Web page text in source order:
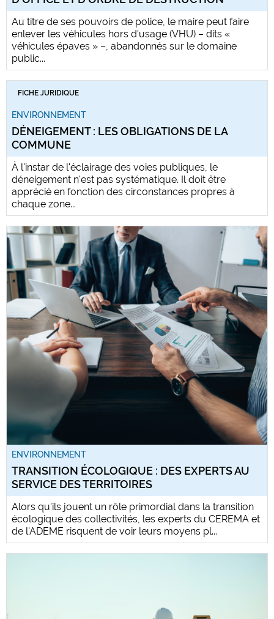
Au titre de ses pouvoirs de police, le maire peut faire
enlever les véhicules hors d'usage (VHU) – dits «
véhicules épaves » –, abandonnés sur le domaine
public...
FICHE JURIDIQUE
ENVIRONNEMENT
DÉNEIGEMENT : LES OBLIGATIONS DE LA
COMMUNE
À l'instar de l'éclairage des voies publiques, le
déneigement n'est pas systématique. Il doit être
apprécié en fonction des circonstances propres à
chaque zone...
ENVIRONNEMENT
TRANSITION ÉCOLOGIQUE : DES EXPERTS AU
SERVICE DES TERRITOIRES
Alors qu'ils jouent un rôle primordial dans la transition
écologique des collectivités, les experts du CEREMA et
de l'ADEME risquent de voir leurs moyens pl...